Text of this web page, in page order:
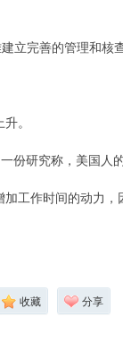
立完善的管理和核
。
份研究称，美国人
工作时间的动力，
收藏 分享